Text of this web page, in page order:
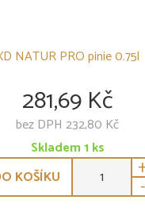
NATUR PRO pinie 0.75l
281,69 Kč
bez DPH 232,80 Kč
Skladem1ks
KOŠÍKU
-